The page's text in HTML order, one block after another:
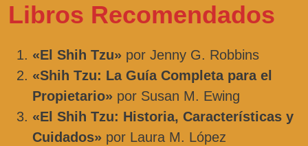
Libros Recomendados
«El Shih Tzu» por Jenny G. Robbins
«Shih Tzu: La Guía Completa para el
Propietario» por Susan M. Ewing
«El Shih Tzu: Historia, Características y
Cuidados» por Laura M. López